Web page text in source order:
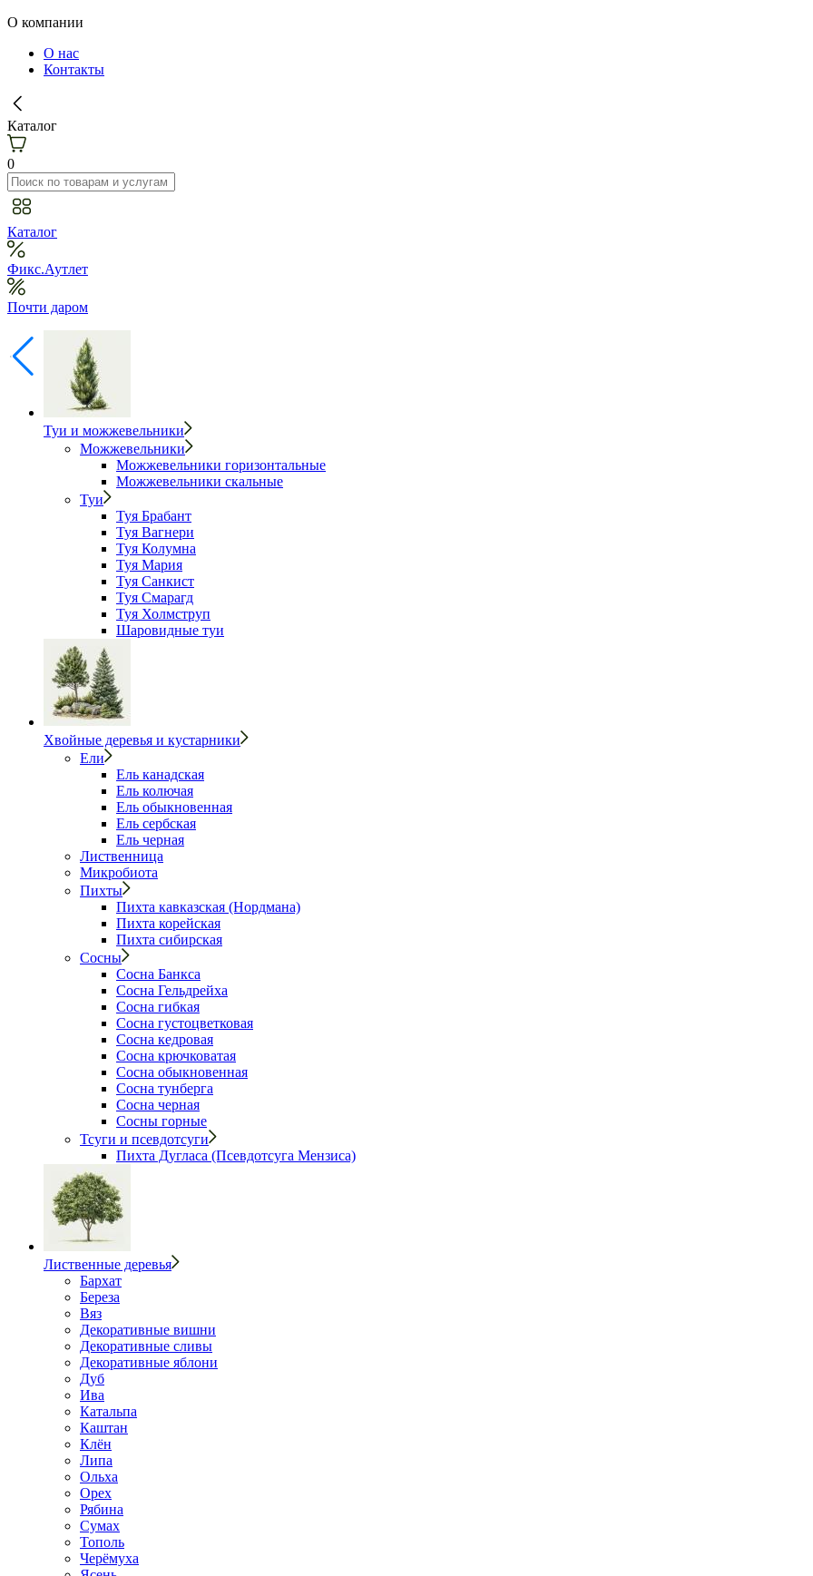
О компании
О нас
Контакты
Каталог
0
Каталог
Фикс.Аутлет
Почти даром
Туи и можжевельники
Можжевельники
Можжевельники горизонтальные
Можжевельники скальные
Туи
Туя Брабант
Туя Вагнери
Туя Колумна
Туя Мария
Туя Санкист
Туя Смарагд
Туя Холмструп
Шаровидные туи
Хвойные деревья и кустарники
Ели
Ель канадская
Ель колючая
Ель обыкновенная
Ель сербская
Ель черная
Лиственница
Микробиота
Пихты
Пихта кавказская (Нордмана)
Пихта корейская
Пихта сибирская
Сосны
Сосна Банкса
Сосна Гельдрейха
Сосна гибкая
Сосна густоцветковая
Сосна кедровая
Сосна крючковатая
Сосна обыкновенная
Сосна тунберга
Сосна черная
Сосны горные
Тсуги и псевдотсуги
Пихта Дугласа (Псевдотсуга Мензиса)
Лиственные деревья
Бархат
Береза
Вяз
Декоративные вишни
Декоративные сливы
Декоративные яблони
Дуб
Ива
Катальпа
Каштан
Клён
Липа
Ольха
Орех
Рябина
Сумах
Тополь
Черёмуха